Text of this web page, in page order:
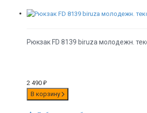
Рюкзак FD 8139 biruza молодежн.
2 490 ₽
В корзину